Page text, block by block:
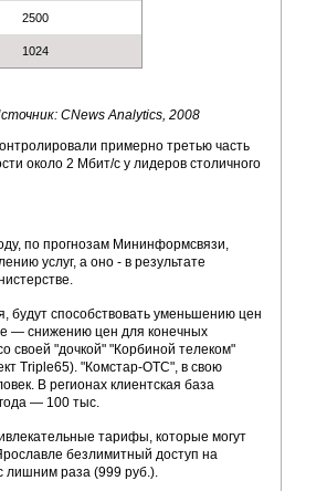
2500
1024
CNews Analytics, 2008
примерно третью часть
около 2 Мбит/c у лидеров столичного
по прогнозам Мининформсвязи,
услуг, а оно - в результате
будут способствовать уменьшению цен
— снижению цен для конечных
своей "дочкой" "Корбиной телеком"
Triple65). "Комстар-ОТС", в свою
В регионах клиентская база
— 100 тыс.
тарифы, которые могут
безлимитный доступ на
лишним раза (999 руб.).